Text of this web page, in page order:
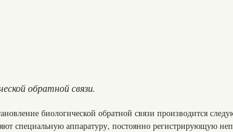
обратной связи.
биологической обратной связи производится
специальную аппаратуру, постоянно регистрирующую